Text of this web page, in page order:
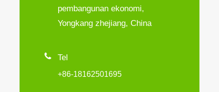
pembangunan ekonomi,
Yongkang zhejiang, China
 Tel
+86-18162501695